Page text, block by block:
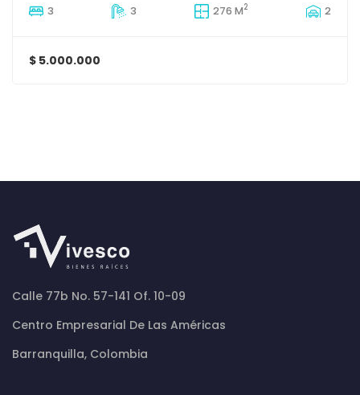
3 3 276 M2 2
$ 5.000.000
Calle 77b No. 57-141 Of. 10-09
Centro Empresarial De Las Américas
Barranquilla, Colombia